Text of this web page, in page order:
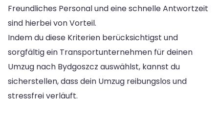
Freundliches Personal und eine schnelle Antwortzeit
sind hierbei von Vorteil.
Indem du diese Kriterien berücksichtigst und
sorgfältig ein Transportunternehmen für deinen
Umzug nach Bydgoszcz auswählst, kannst du
sicherstellen, dass dein Umzug reibungslos und
stressfrei verläuft.